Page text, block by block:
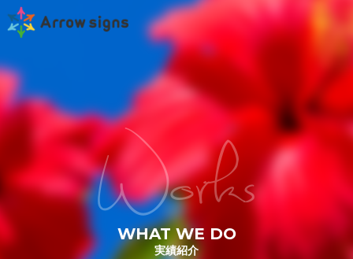
Works
WHAT WE DO
実績紹介